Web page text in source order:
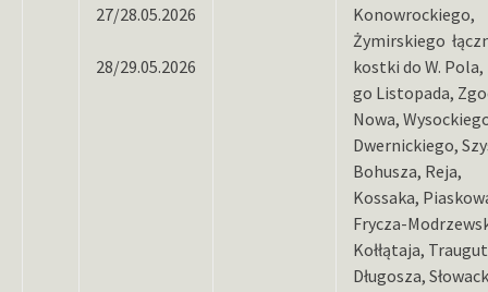
27/28.05.2026
28/29.05.2026
Konowrockiego,
Żymirskiego
kostki do W. Pola,
go Listopada,
Nowa,
Dwernickiego,
Bohusza, Reja,
Kossaka,
Frycza-
Kołłątaja,
Długosza,